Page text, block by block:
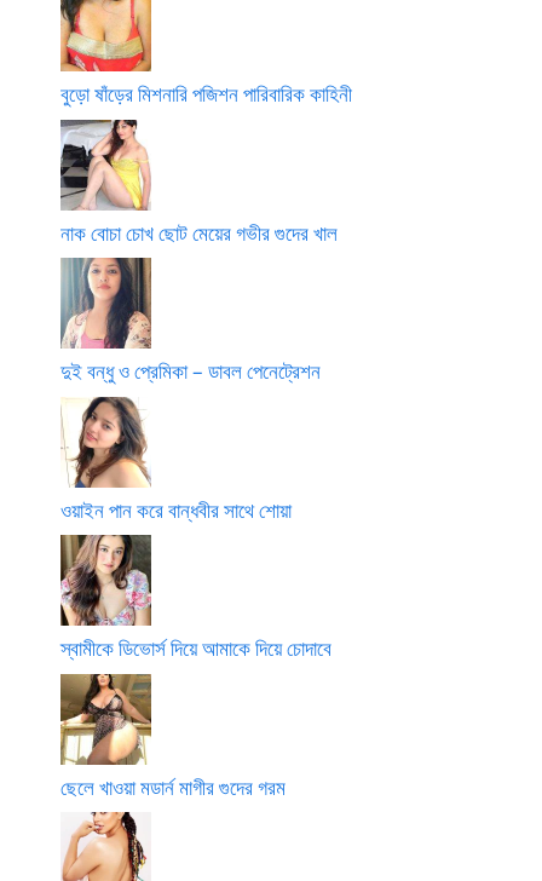
বুড়ো ষাঁড়ের মিশনারি পজিশন পারিবারিক কাহিনী
নাক বোচা চোখ ছোট মেয়ের গভীর গুদের খাল
দুই বন্ধু ও প্রেমিকা – ডাবল পেনেট্রেশন
ওয়াইন পান করে বান্ধবীর সাথে শোয়া
স্বামীকে ডিভোর্স দিয়ে আমাকে দিয়ে চোদাবে
ছেলে খাওয়া মডার্ন মাগীর গুদের গরম